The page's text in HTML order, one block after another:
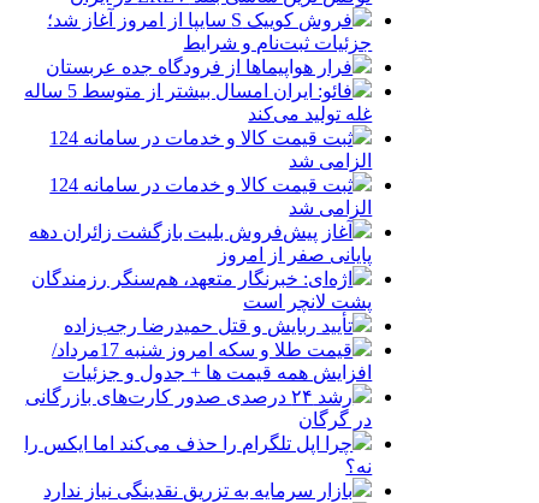
فروش کوییک S سایپا از امروز آغاز شد؛
جزئیات ثبت‌نام و شرایط
فرار هواپیماها از فرودگاه جده عربستان
فائو: ایران امسال بیشتر از متوسط 5 ساله
غله تولید می‌کند
ثبت قیمت کالا و خدمات در سامانه 124
الزامی شد
ثبت قیمت کالا و خدمات در سامانه 124
الزامی شد
آغاز پیش‌فروش بلیت بازگشت زائران دهه
پایانی صفر از امروز
اژه‌ای: خبرنگار متعهد، هم‌سنگر رزمندگان
پشت لانچر است
تأیید ربایش و قتل حمیدرضا رجب‌زاده
قیمت طلا و سکه امروز شنبه 17مرداد/
افزایش همه قیمت ها + جدول و جزئیات
رشد ۲۴ درصدی صدور کارت‌های بازرگانی
در گرگان
چرا اپل تلگرام را حذف می‌کند اما ایکس را
نه؟
بازار سرمایه به تزریق نقدینگی نیاز ندارد